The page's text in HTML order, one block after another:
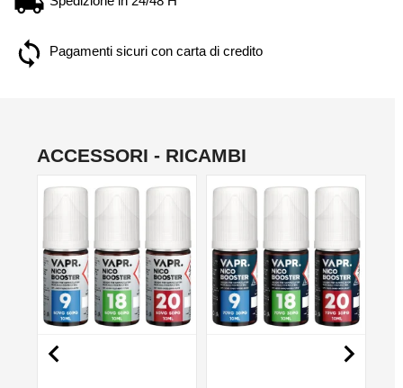
Pagamenti sicuri con carta di credito
ACCESSORI - RICAMBI
 